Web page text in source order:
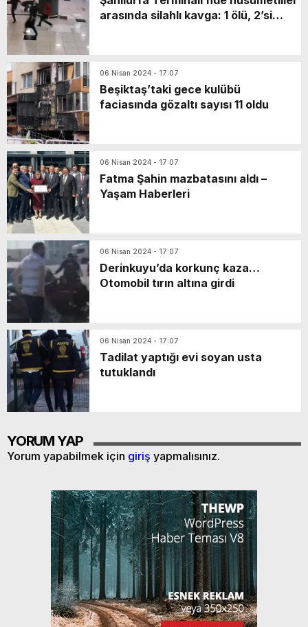
arasında silahlı kavga: 1 ölü, 2’si
06 Nisan 2024 - 17:07
Beşiktaş’taki gece kulübü
faciasında gözaltı sayısı 11 oldu
06 Nisan 2024 - 17:07
Fatma Şahin mazbatasını aldı –
Yaşam Haberleri
06 Nisan 2024 - 17:07
Derinkuyu’da korkunç kaza…
Otomobil tırın altına girdi
06 Nisan 2024 - 17:07
Tadilat yaptığı evi soyan usta
tutuklandı
YORUM YAP
Yorum yapabilmek için giriş yapmalısınız.